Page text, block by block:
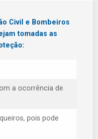
Civil e Bombeiros
tomadas as
a ocorrência de
pois pode